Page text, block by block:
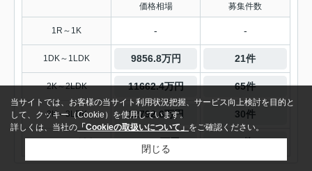
価格相場 募集件数
1R～1K - -
1DK～1LDK 9856.8万円 21件
2K～2LDK 11662.4万円 65件
3K～3LDK 12792.6万円 30件
10486万円 3件
当サイトでは、お客様の当サイト利用状況把握、サービス向上検討を目的と
して、クッキー（Cookie）を使用しています。
詳しくは、当社の 「Cookieの取扱いについて」 をご確認ください。
閉じる